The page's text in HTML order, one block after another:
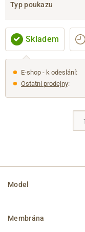
Typ poukazu
Skladem
E-shop - k odeslání:
Ostatní prodejny:
Model
Membrána